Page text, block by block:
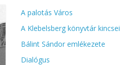
A palotás Város
A Klebelsberg könyvtár kincsei
Bálint Sándor emlékezete
Dialógus